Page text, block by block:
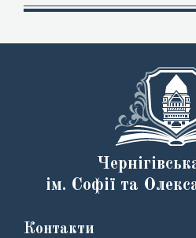
ім. Софії та
Контакти